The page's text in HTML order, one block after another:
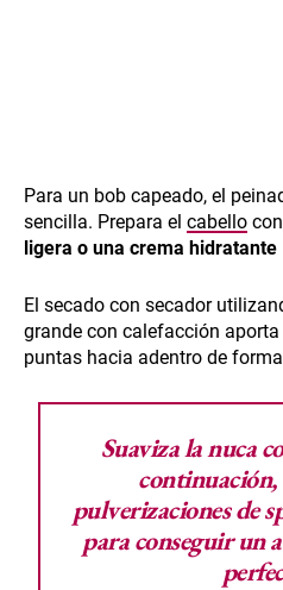
Para un bob capeado, el
sencilla. Prepara el cabello con
ligera o una crema hidratante
El secado con secador
grande con calefacción
puntas hacia adentro de
Suaviza la nuca
continuación,
pulverizaciones de
para conseguir un